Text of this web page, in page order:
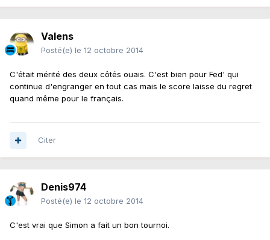
Valens
Posté(e) le 12 octobre 2014
C'était mérité des deux côtés ouais. C'est bien pour Fed' qui
continue d'engranger en tout cas mais le score laisse du regret
quand même pour le français.
Citer
Denis974
Posté(e) le 12 octobre 2014
C'est vrai que Simon a fait un bon tournoi.